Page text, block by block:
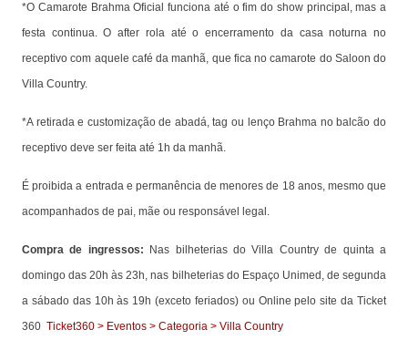
*O Camarote Brahma Oficial funciona até o fim do show principal, mas a
festa continua. O after rola até o encerramento da casa noturna no
receptivo com aquele café da manhã, que fica no camarote do Saloon do
Villa Country.
*A retirada e customização de abadá, tag ou lenço Brahma no balcão do
receptivo deve ser feita até 1h da manhã.
É proibida a entrada e permanência de menores de 18 anos, mesmo que
acompanhados de pai, mãe ou responsável legal.
Compra de ingressos:
Nas bilheterias do Villa Country de quinta a
domingo das 20h às 23h, nas bilheterias do Espaço Unimed, de segunda
a sábado das 10h às 19h (exceto feriados) ou Online pelo site da Ticket
360 Ticket360 > Eventos > Categoria > Villa Country